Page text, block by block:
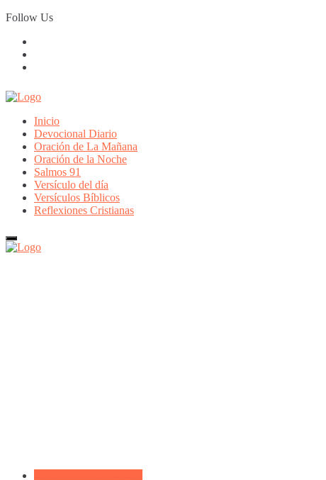
Skip
to
Follow Us
Inicio
Devocional Diario
Oración de La Mañana
Oración de la Noche
Salmos 91
Versículo del día
Versículos Bíblicos
Reflexiones Cristianas